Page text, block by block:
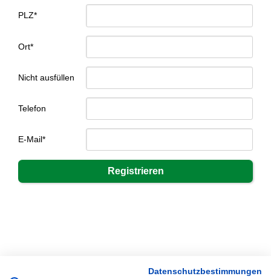
PLZ*
Ort*
Nicht ausfüllen
Telefon
E-Mail*
Datenschutzbestimmungen